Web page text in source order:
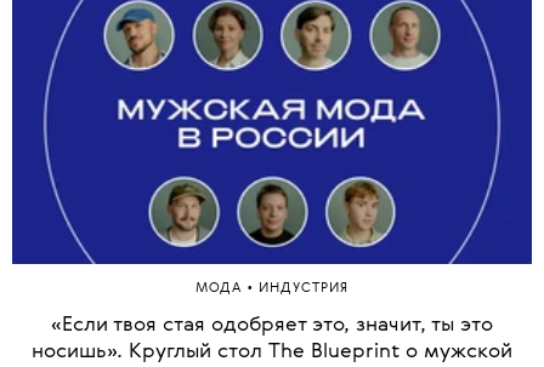
1 из 37
МОДА • ИНДУСТРИЯ
«Если твоя стая одобряет это, значит, ты это
носишь». Круглый стол The Blueprint о мужской